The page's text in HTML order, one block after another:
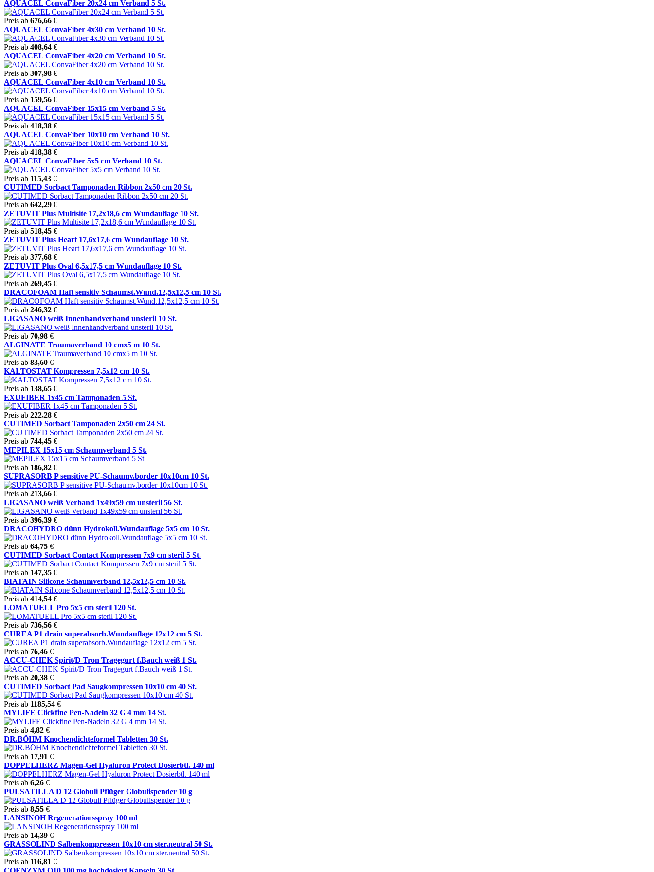
AQUACEL ConvaFiber 20x24 cm Verband 5 St.
Preis ab 676,66 €
AQUACEL ConvaFiber 4x30 cm Verband 10 St.
Preis ab 408,64 €
AQUACEL ConvaFiber 4x20 cm Verband 10 St.
Preis ab 307,98 €
AQUACEL ConvaFiber 4x10 cm Verband 10 St.
Preis ab 159,56 €
AQUACEL ConvaFiber 15x15 cm Verband 5 St.
Preis ab 418,38 €
AQUACEL ConvaFiber 10x10 cm Verband 10 St.
Preis ab 418,38 €
AQUACEL ConvaFiber 5x5 cm Verband 10 St.
Preis ab 115,43 €
CUTIMED Sorbact Tamponaden Ribbon 2x50 cm 20 St.
Preis ab 642,29 €
ZETUVIT Plus Multisite 17,2x18,6 cm Wundauflage 10 St.
Preis ab 518,45 €
ZETUVIT Plus Heart 17,6x17,6 cm Wundauflage 10 St.
Preis ab 377,68 €
ZETUVIT Plus Oval 6,5x17,5 cm Wundauflage 10 St.
Preis ab 269,45 €
DRACOFOAM Haft sensitiv Schaumst.Wund.12,5x12,5 cm 10 St.
Preis ab 246,32 €
LIGASANO weiß Innenhandverband unsteril 10 St.
Preis ab 70,98 €
ALGINATE Traumaverband 10 cmx5 m 10 St.
Preis ab 83,60 €
KALTOSTAT Kompressen 7,5x12 cm 10 St.
Preis ab 138,65 €
EXUFIBER 1x45 cm Tamponaden 5 St.
Preis ab 222,28 €
CUTIMED Sorbact Tamponaden 2x50 cm 24 St.
Preis ab 744,45 €
MEPILEX 15x15 cm Schaumverband 5 St.
Preis ab 186,82 €
SUPRASORB P sensitive PU-Schaumv.border 10x10cm 10 St.
Preis ab 213,66 €
LIGASANO weiß Verband 1x49x59 cm unsteril 56 St.
Preis ab 396,39 €
DRACOHYDRO dünn Hydrokoll.Wundauflage 5x5 cm 10 St.
Preis ab 64,75 €
CUTIMED Sorbact Contact Kompressen 7x9 cm steril 5 St.
Preis ab 147,35 €
BIATAIN Silicone Schaumverband 12,5x12,5 cm 10 St.
Preis ab 414,54 €
LOMATUELL Pro 5x5 cm steril 120 St.
Preis ab 736,56 €
CUREA P1 drain superabsorb.Wundauflage 12x12 cm 5 St.
Preis ab 76,46 €
ACCU-CHEK Spirit/D Tron Tragegurt f.Bauch weiß 1 St.
Preis ab 20,38 €
CUTIMED Sorbact Pad Saugkompressen 10x10 cm 40 St.
Preis ab 1185,54 €
MYLIFE Clickfine Pen-Nadeln 32 G 4 mm 14 St.
Preis ab 4,82 €
DR.BÖHM Knochendichteformel Tabletten 30 St.
Preis ab 17,91 €
DOPPELHERZ Magen-Gel Hyaluron Protect Dosierbtl. 140 ml
Preis ab 6,26 €
PULSATILLA D 12 Globuli Pflüger Globulispender 10 g
Preis ab 8,55 €
LANSINOH Regenerationsspray 100 ml
Preis ab 14,39 €
GRASSOLIND Salbenkompressen 10x10 cm ster.neutral 50 St.
Preis ab 116,81 €
COENZYM Q10 100 mg hochdosiert Kapseln 30 St.